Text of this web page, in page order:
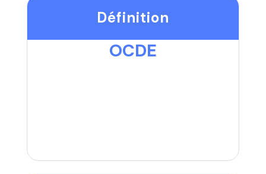
Définition
OCDE